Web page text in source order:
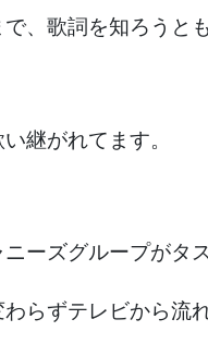
、歌詞を知ろうと
継がれてます。
ーズグループがタ
らずテレビから流れ